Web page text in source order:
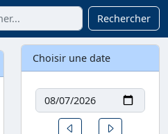
Rechercher
Choisir une date
Date
Un jour avant